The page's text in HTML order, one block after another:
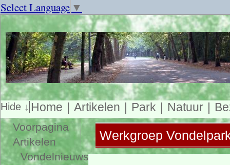
Select Language ▼
Home Artikelen Park Natuur
Voorpagina
Artikelen
Vondelnieuws
Werkgroep